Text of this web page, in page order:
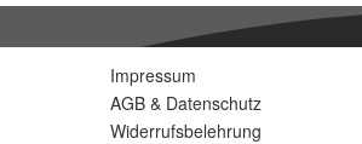
Impressum
AGB & Datenschutz
Widerrufsbelehrung